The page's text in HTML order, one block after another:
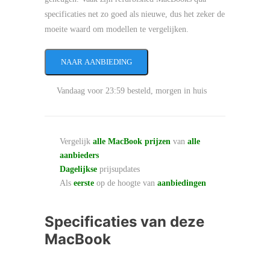
specificaties net zo goed als nieuwe, dus het zeker de
moeite waard om modellen te vergelijken.
NAAR AANBIEDING
Vandaag voor 23:59 besteld, morgen in huis
Vergelijk alle MacBook prijzen van alle
aanbieders
Dagelijkse prijsupdates
Als eerste op de hoogte van aanbiedingen
Specificaties van deze
MacBook